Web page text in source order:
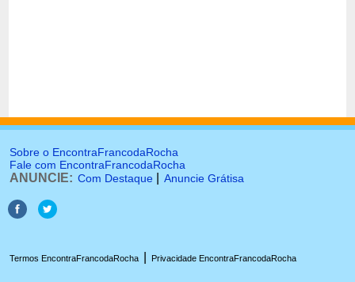
Sobre o EncontraFrancodaRocha
Fale com EncontraFrancodaRocha
ANUNCIE: Com Destaque Anuncie Grátisa
Termos EncontraFrancodaRocha Privacidade EncontraFrancodaRocha